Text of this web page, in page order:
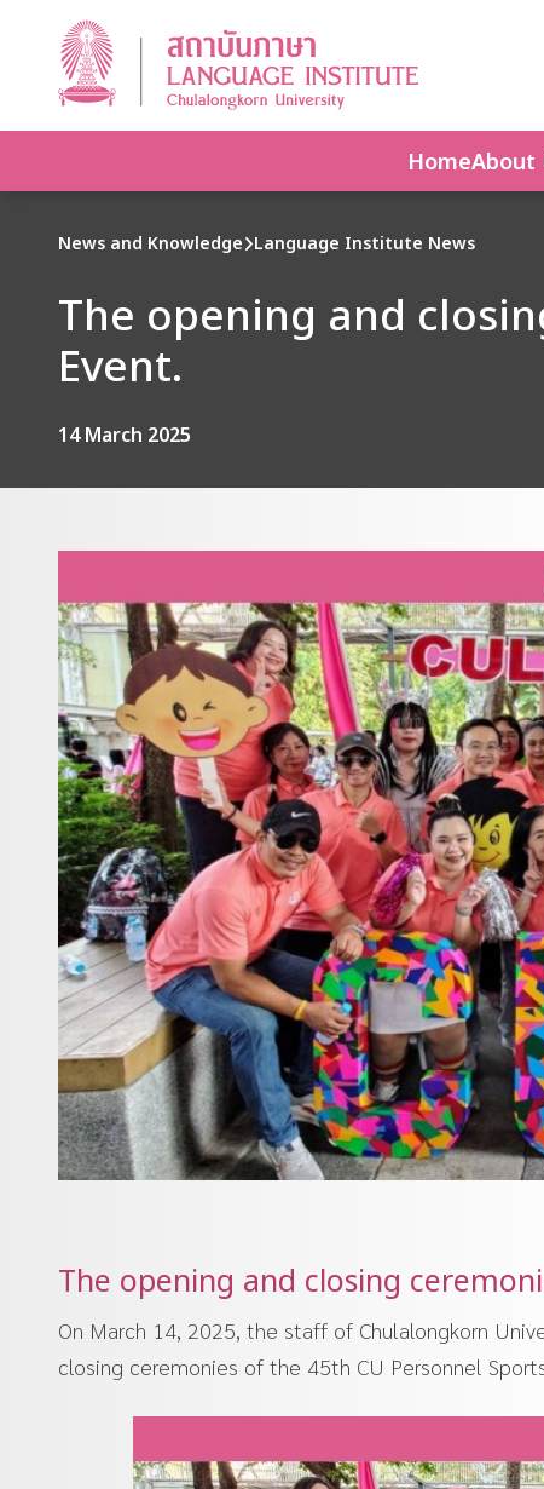
HomeAbout
News and Knowledge Language Institute News
The opening and
Event.
14 March 2025
The opening and closing
On March 14, 2025, the staff of Chulalongkorn
closing ceremonies of the 45th CU Personnel